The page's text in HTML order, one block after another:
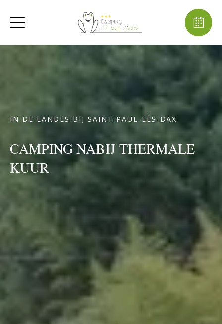
IN DE LANDES BIJ SAINT-PAUL-LÈS-DAX
CAMPING NABIJ THERMALE
KUUR